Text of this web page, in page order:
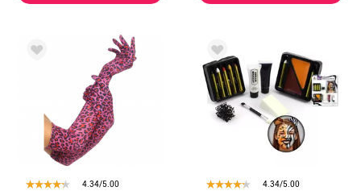
4.34/5.00 4.34/5.00